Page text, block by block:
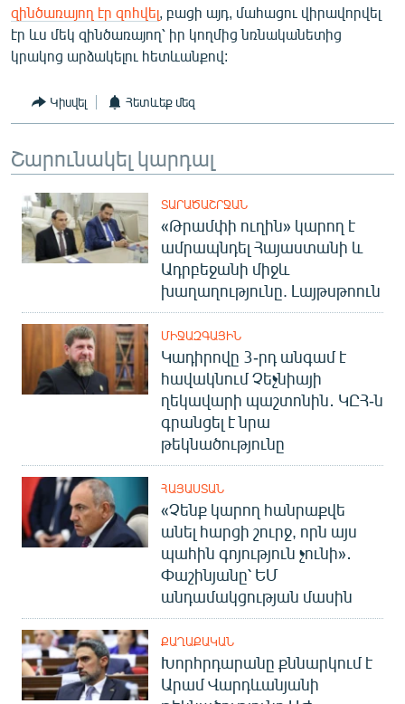
«Ազատության» բոլոր կայքերը
զինծառայող էր զոհվել , բացի այդ, մահացու վիրավորվել
էր ևս մեկ զինծառայող՝ իր կողմից նռնականետից
կրակոց արձակելու հետևանքով:
Կիսվել Հետևեք մեզ
Շարունակել կարդալ
ՏԱՐԱԾԱՇՐՋԱՆ
«Թրամփի ուղին» կարող է
ամրապնդել Հայաստանի և
Ադրբեջանի միջև
խաղաղությունը. Լայթսթոուն
ՄԻՋԱԶԳԱՅԻՆ
Կադիրովը 3-րդ անգամ է
հավակնում Չեչնիայի
ղեկավարի պաշտոնին․ ԿԸՀ-ն
գրանցել է նրա
թեկնածությունը
ՀԱՅԱՍՏԱՆ
«Չենք կարող հանրաքվե
անել հարցի շուրջ, որն այս
պահին գոյություն չունի»․
Փաշինյանը՝ ԵՄ
անդամակցության մասին
ՔԱՂԱՔԱԿԱՆ
Խորհրդարանը քննարկում է
Արամ Վարդևանյանի